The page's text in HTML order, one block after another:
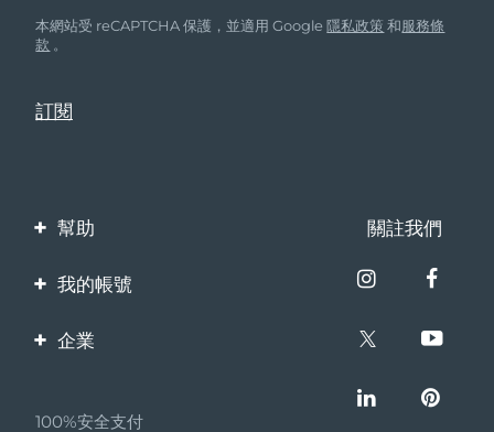
本網站受 reCAPTCHA 保護，並適用 Google隱私政策 和服務條
款 。
幫助
聯繫我們
保修與退換貨
關註我們
我的帳號
產品註冊
企業
夥伴計畫
100%安全支付